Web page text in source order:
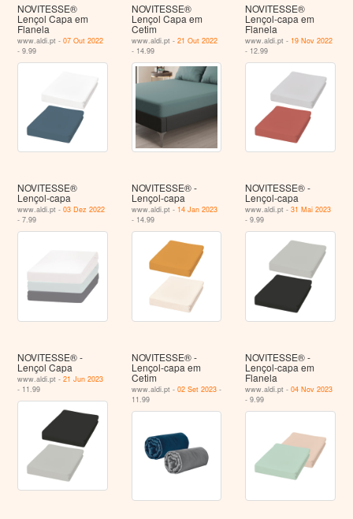
NOVITESSE®
Lençol Capa em
Flanela
www.aldi.pt -07 Out 2022
- 9.99
NOVITESSE®
Lençol Capa em
Cetim
www.aldi.pt - 21 Out 2022
- 14.99
NOVITESSE®
Lençol-capa em
Flanela
www.aldi.pt - 19 Nov 2022
- 12.99
NOVITESSE®
Lençol-capa
www.aldi.pt -03 Dez 2022
- 7.99
NOVITESSE® -
Lençol-capa
www.aldi.pt - 14 Jan 2023
- 14.99
NOVITESSE® -
Lençol-capa
www.aldi.pt -31 Mai 2023
- 9.99
NOVITESSE® -
Lençol Capa
www.aldi.pt -21 Jun 2023
- 11.99
NOVITESSE® -
Lençol-capa em
Cetim
www.aldi.pt - 02 Set 2023-
11.99
NOVITESSE® -
Lençol-capa em
Flanela
www.aldi.pt -04 Nov 2023
- 9.99